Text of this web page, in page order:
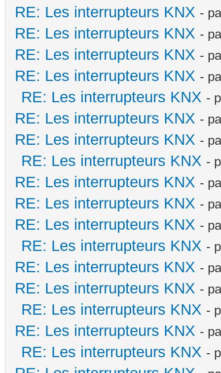
RE: Les interrupteurs KNX -
RE: Les interrupteurs KNX -
RE: Les interrupteurs KNX -
RE: Les interrupteurs KNX -
RE: Les interrupteurs KNX -
RE: Les interrupteurs KNX -
RE: Les interrupteurs KNX -
RE: Les interrupteurs KNX -
RE: Les interrupteurs KNX -
RE: Les interrupteurs KNX -
RE: Les interrupteurs KNX -
RE: Les interrupteurs KNX -
RE: Les interrupteurs KNX -
RE: Les interrupteurs KNX -
RE: Les interrupteurs KNX -
RE: Les interrupteurs KNX -
RE: Les interrupteurs KNX -